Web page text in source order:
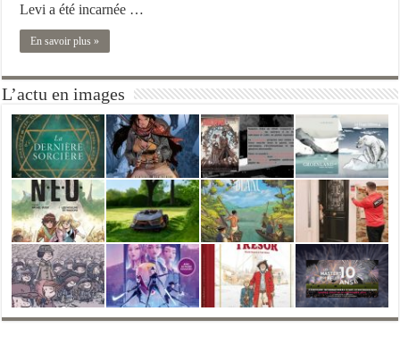
Levi a été incarnée …
En savoir plus »
L’actu en images